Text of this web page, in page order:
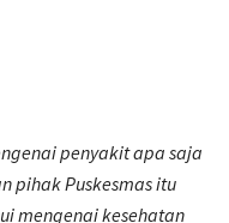
penyakit apa saja
pihak Puskesmas itu
mengenai kesehatan